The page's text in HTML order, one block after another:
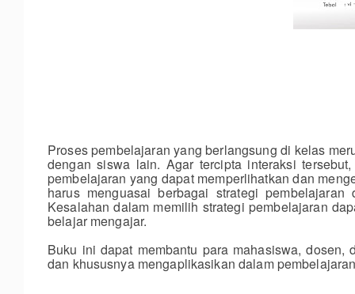
Proses pembelajaran yang berlangsung di kelas
dengan siswa lain. Agar tercipta interaksi
pembelajaran yang dapat memperlihatkan dan
harus menguasai berbagai strategi
Kesalahan dalam memilih strategi pembelajaran
belajar mengajar.
Buku ini dapat membantu para mahasiswa, dosen,
dan khususnya mengaplikasikan dalam